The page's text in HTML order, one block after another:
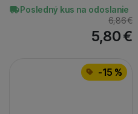
Posledný kus na odoslanie
6,86€
5,80€
-15 %